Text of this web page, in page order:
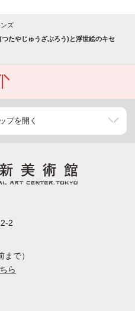
ズ
たやじゅうざぶろう)と浮世絵のキセ
プを開く
2
で）
ら